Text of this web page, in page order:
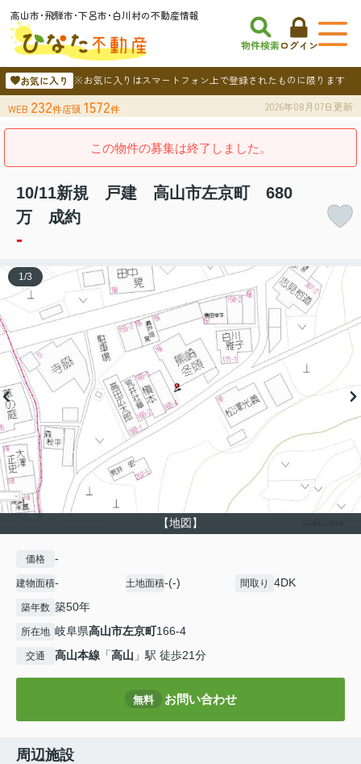
高山市･飛騨市･下呂市･白川村の不動産情報
物件検索ログイン
お気に入り ※お気に入りはスマートフォン上で登録されたものに限ります
WEB 232件店頭 1572件 2026年08月07日更新
この物件の募集は終了しました。
10/11新規 戸建 高山市左京町 680
万 成約
-
【地図】
1/3
価格 -
建物面積- 土地面積-(-) 間取り 4DK
築年数 築50年
所在地 岐阜県高山市左京町166-4
交通 高山本線 「高山 」駅 徒歩21分
無料 お問い合わせ
周辺施設